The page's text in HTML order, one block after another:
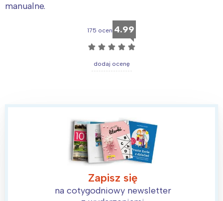
manualne.
175 ocen 4.99
☆ ☆ ☆ ☆ ☆
dodaj ocenę
Zapisz się
na cotygodniowy newsletter